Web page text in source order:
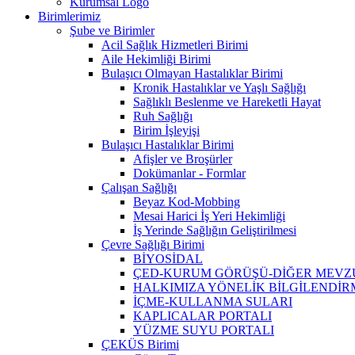
Birimlerimiz
Şube ve Birimler
Acil Sağlık Hizmetleri Birimi
Aile Hekimliği Birimi
Bulaşıcı Olmayan Hastalıklar Birimi
Kronik Hastalıklar ve Yaşlı Sağlığı
Sağlıklı Beslenme ve Hareketli Hayat
Ruh Sağlığı
Birim İşleyişi
Bulaşıcı Hastalıklar Birimi
Afişler ve Broşürler
Dokümanlar - Formlar
Çalışan Sağlığı
Beyaz Kod-Mobbing
Mesai Harici İş Yeri Hekimliği
İş Yerinde Sağlığın Geliştirilmesi
Çevre Sağlığı Birimi
BİYOSİDAL
ÇED-KURUM GÖRÜŞÜ-DİĞER
HALKIMIZA YÖNELİK
İÇME-KULLANMA SULARI
KAPLICALAR PORTALI
YÜZME SUYU PORTALI
ÇEKÜS Birimi